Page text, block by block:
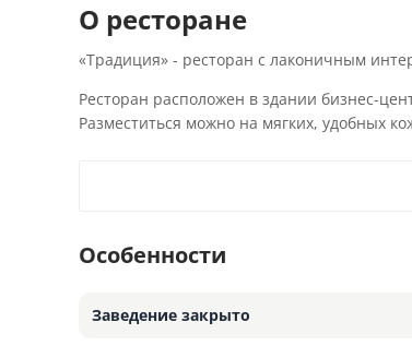
О ресторане
«Традиция» - ресторан с лаконичным
Ресторан расположен в здании бизнес-
Разместиться можно на мягких, удобных
Особенности
Заведение закрыто